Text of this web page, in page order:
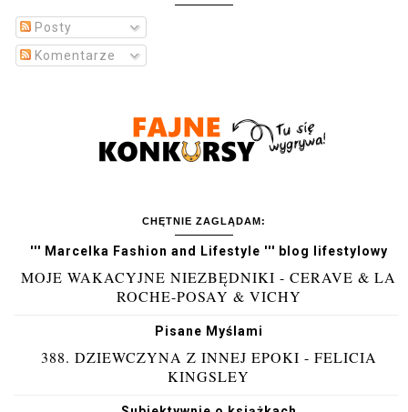
Posty
Komentarze
CHĘTNIE ZAGLĄDAM:
''' Marcelka Fashion and Lifestyle ''' blog lifestylowy
MOJE WAKACYJNE NIEZBĘDNIKI - CERAVE & LA
ROCHE-POSAY & VICHY
Pisane Myślami
388. DZIEWCZYNA Z INNEJ EPOKI - FELICIA
KINGSLEY